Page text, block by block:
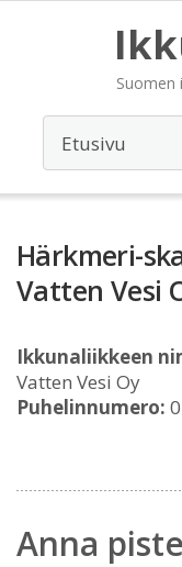
Suomen
Härkmeri-
Vatten Vesi
Ikkunaliikkeen
Vatten Vesi Oy
Puhelinnumero:
Anna